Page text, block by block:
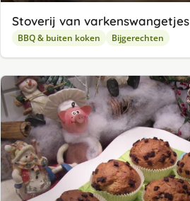
Stoverij van varkenswangetjes
BBQ & buiten koken Bijgerechten